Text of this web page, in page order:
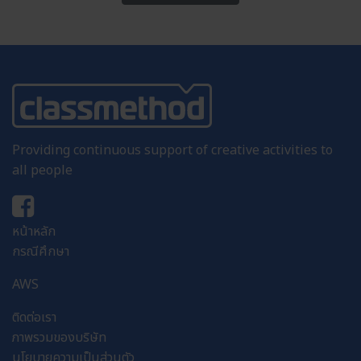
Providing continuous support of creative activities to
all people
หน้าหลัก
กรณีศึกษา
AWS
ติดต่อเรา
ภาพรวมของบริษัท